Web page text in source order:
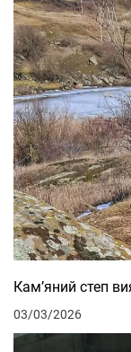
Кам’яний степ
03/03/2026